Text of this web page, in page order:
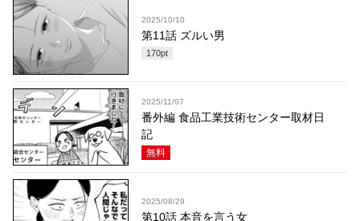
2025/10/10
第11話 ズルい男
170pt
2025/11/07
番外編 食品工業技術センター取材日
記
無料
2025/08/29
第10話 本音を言う女